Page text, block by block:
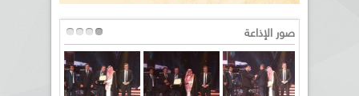
صور الإذاعة